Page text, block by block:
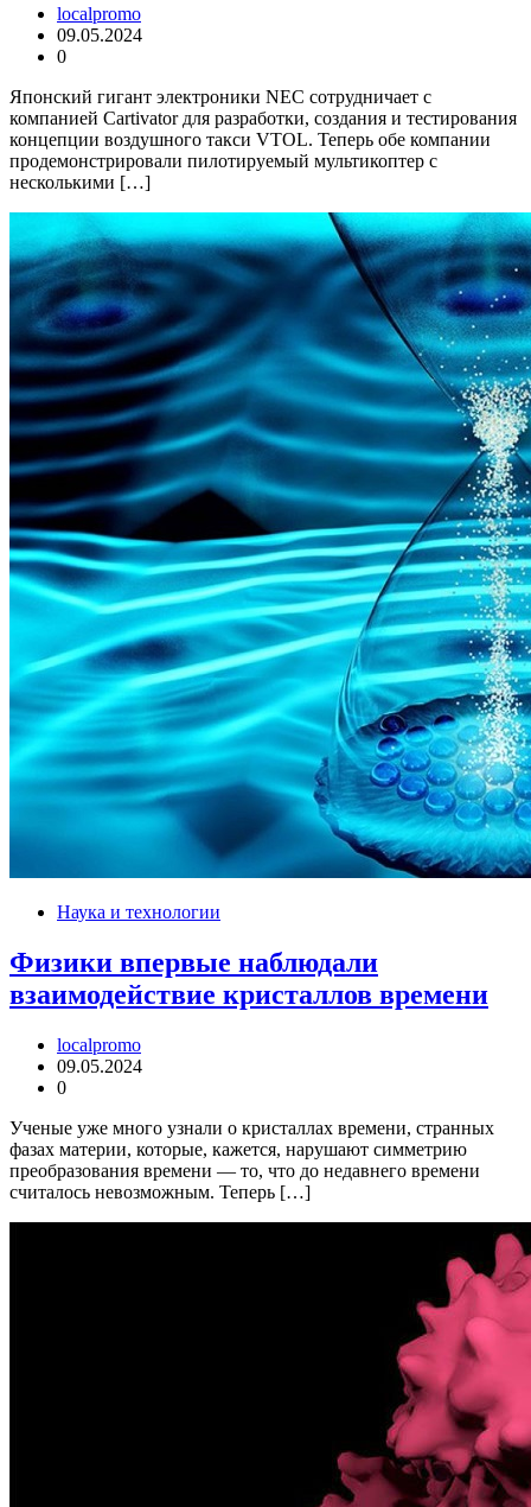
localpromo
09.05.2024
0
Японский гигант электроники NEC сотрудничает с
компанией Cartivator для разработки, создания и тестирования
концепции воздушного такси VTOL. Теперь обе компании
продемонстрировали пилотируемый мультикоптер с
несколькими […]
Наука и технологии
Физики впервые наблюдали
взаимодействие кристаллов времени
localpromo
09.05.2024
0
Ученые уже много узнали о кристаллах времени, странных
фазах материи, которые, кажется, нарушают симметрию
преобразования времени — то, что до недавнего времени
считалось невозможным. Теперь […]